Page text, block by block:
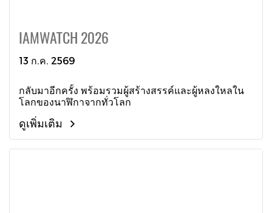
IAMWATCH 2026
13 ก.ค. 2569
กลับมาอีกครั้ง พร้อมรวมผู้สร้างสรรค์และผู้หลงใหลใน
โลกของนาฬิกาจากทั่วโลก
ดูเพิ่มเติม